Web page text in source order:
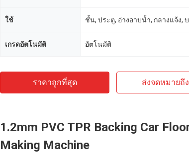
ใช้ ชั้น, ประตู, อ่างอาบน้ำ, กลางแจ้ง,
เกรดอัตโนมัติ อัตโนมัติ
ราคาถูกที่สุด ส่งจดหมายถึง
1.2mm PVC TPR Backing Car
Making Machine